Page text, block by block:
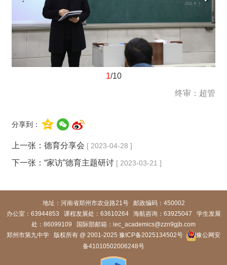
1/10
终审：超管
分享到：
上一张： 德育分享会 [ 2023-04-28 ]
下一张： “家访”德育主题研讨 [ 2023-03-21 ]
地址：河南省郑州市农业路21号 邮政编码：450002
办公室：63944853
课程发展处：63610264 海航咨询：63925047 学生发展
处：86099109 国际部邮箱：iec_academics@zzn9gjb.com
郑州市第九中学 版权所有 @ 2001-2025 豫ICP备2025134502号
豫公网安
备41010502006248号